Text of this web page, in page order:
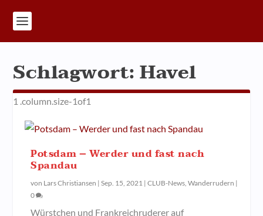
Schlagwort:Havel
Potsdam – Werder und fast nach
Spandau
von Lars Christiansen |Sep. 15, 2021 |CLUB-News,Wanderrudern |
0
Würstchen und Frankreichruderer auf